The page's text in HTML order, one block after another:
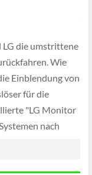
die umstrittene
Wie
Einblendung von
für die
"LG Monitor
nach